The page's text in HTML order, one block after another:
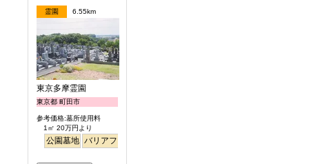
霊園 6.55km
東京多摩霊園
東京都 町田市
参考価格:墓所使用料
1㎡ 20万円より
公園墓地 バリアフリー